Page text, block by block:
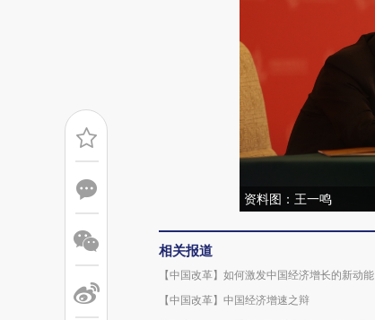
资料图：王一鸣
相关报道
【中国改革】如何激发中国经济增长的新动能
【中国改革】中国经济增速之辩